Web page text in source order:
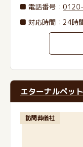
電話番号 ：
対応時間：24時
エターナルペッ
訪問葬儀社